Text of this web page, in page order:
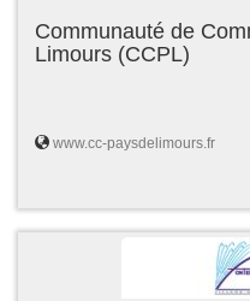
Communauté de
Limours (CCPL)
www.cc-paysdelimours.fr